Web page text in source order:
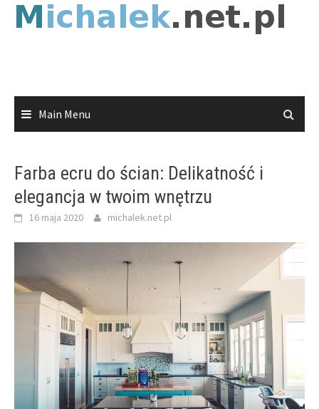
Skip
Main Menu
Farba ecru do ścian: Delikatność i
elegancja w twoim wnętrzu
16 maja 2020 michalek.net.pl